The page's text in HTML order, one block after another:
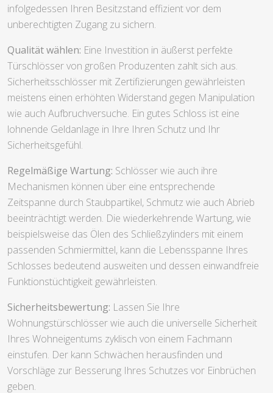
infolgedessen Ihren Besitzstand effizient vor dem
unberechtigten Zugang zu sichern.
Qualität wählen: Eine Investition in äußerst perfekte
Türschlösser von großen Produzenten zahlt sich aus.
Sicherheitsschlösser mit Zertifizierungen gewährleisten
meistens einen erhöhten Widerstand gegen Manipulation
wie auch Aufbruchversuche. Ein gutes Schloss ist eine
lohnende Geldanlage in Ihre Ihren Schutz und Ihr
Sicherheitsgefühl.
Regelmäßige Wartung: Schlösser wie auch ihre
Mechanismen können über eine entsprechende
Zeitspanne durch Staubpartikel, Schmutz wie auch Abrieb
beeinträchtigt werden. Die wiederkehrende Wartung, wie
beispielsweise das Ölen des Schließzylinders mit einem
passenden Schmiermittel, kann die Lebensspanne Ihres
Schlosses bedeutend ausweiten und dessen einwandfreie
Funktionstüchtigkeit gewährleisten.
Sicherheitsbewertung: Lassen Sie Ihre
Wohnungstürschlösser wie auch die universelle Sicherheit
Ihres Wohneigentums zyklisch von einem Fachmann
einstufen. Der kann Schwächen herausfinden und
Vorschläge zur Besserung Ihres Schutzes vor Einbrüchen
geben.